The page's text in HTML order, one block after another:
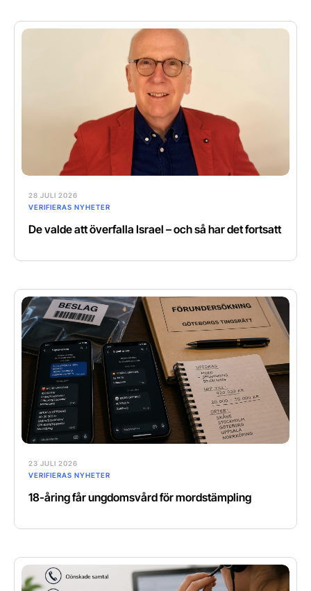
28 JULI 2026
VERIFIERAS NYHETER
De valde att överfalla Israel – och så har det fortsatt
23 JULI 2026
VERIFIERAS NYHETER
18-åring får ungdomsvård för mordstämpling